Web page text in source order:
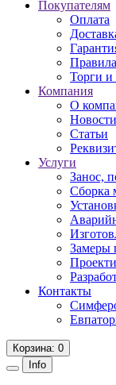
Покупателям
Оплата
Правила
Торги
Компания
О
Новости
Статьи
Услуги
Занос,
Сборка
Замеры
Контакты
Корзина: 0
Info